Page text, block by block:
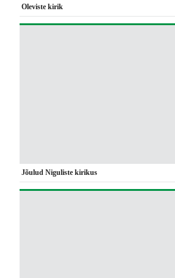
Oleviste kirik
Jõulud Niguliste kirikus